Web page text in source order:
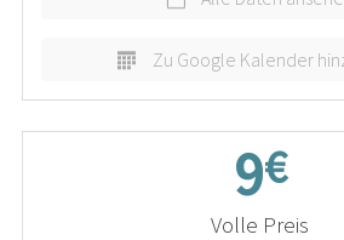
Zu Google Kalender
9€
Volle Preis